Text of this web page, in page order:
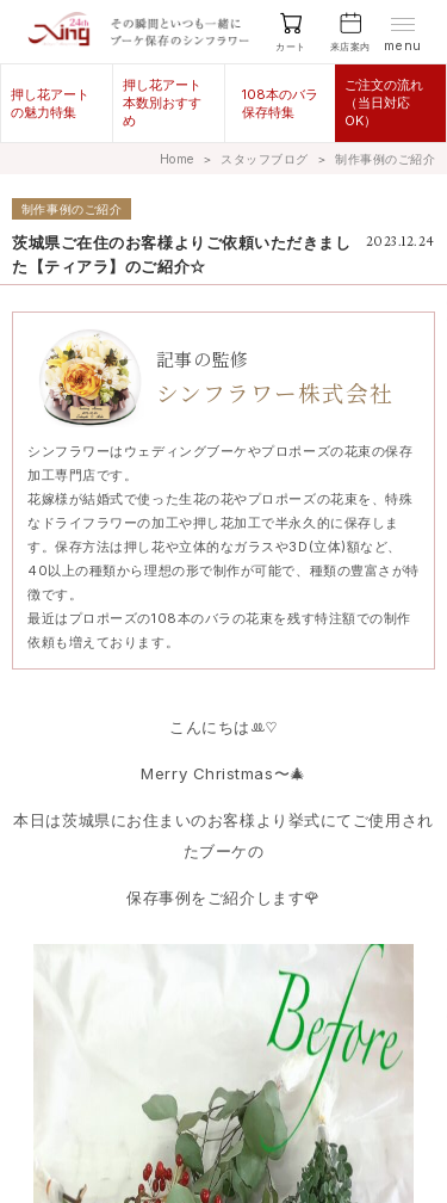
カート 来店案内 menu
押し花アート
の魅力特集
押し花アート
本数別おすす
め
108本のバラ
保存特集
ご注文の流れ
（当日対応
OK）
Home ＞ スタッフブログ ＞ 制作事例のご紹介
制作事例のご紹介
2023.12.24
茨城県ご在住のお客様よりご依頼いただきまし
た【ティアラ】のご紹介☆
記事の監修
シンフラワー株式会社
シンフラワーはウェディングブーケやプロポーズの花束の保存
加工専門店です。
花嫁様が結婚式で使った生花の花やプロポーズの花束を、特殊
なドライフラワーの加工や押し花加工で半永久的に保存しま
す。保存方法は押し花や立体的なガラスや3D(立体)額など、
40以上の種類から理想の形で制作が可能で、種類の豊富さが特
徴です。
最近はプロポーズの108本のバラの花束を残す特注額での制作
依頼も増えております。
こんにちはꔛ♡
Merry Christmas〜🎄
本日は茨城県にお住まいのお客様より挙式にてご使用され
たブーケの
保存事例をご紹介します🌹